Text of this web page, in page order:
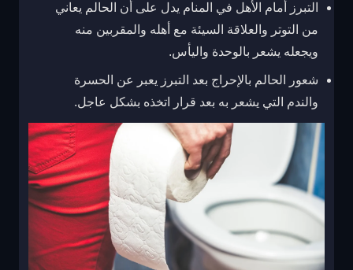
التبرز أمام الأهل في المنام يدل على أن الحالم يعاني
من التوتر والعلاقة السيئة مع أهله والمقربين منه
ويجعله يشعر بالوحدة واليأس.
شعور الحالم بالإحراج بعد التبرز يعبر عن الحسرة
والندم التي يشعر به بعد قرار اتخذه بشكل عاجل.